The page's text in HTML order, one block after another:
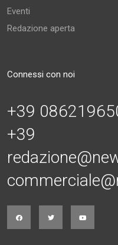
Eventi
Redazione aperta
Connessi con noi
+39
+39